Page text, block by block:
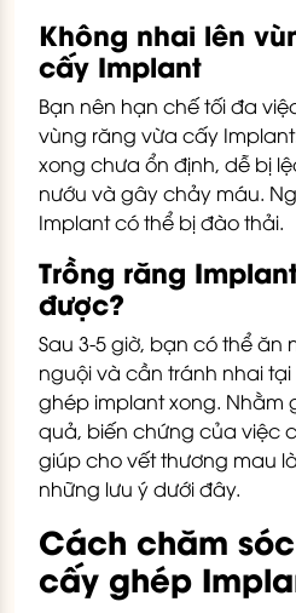
Không nhai lên
cấy Implant
Bạn nên hạn chế tối đa
vùng răng vừa cấy
xong chưa ổn định, dễ bị
nướu và gây chảy máu.
Implant có thể bị đào thải.
Trồng răng
được?
Sau 3-5 giờ, bạn có thể ăn
nguội và cần tránh nhai
ghép implant xong. Nhằm
quả, biến chứng của việc
giúp cho vết thương mau
những lưu ý dưới đây.
Cách chăm
cấy ghép